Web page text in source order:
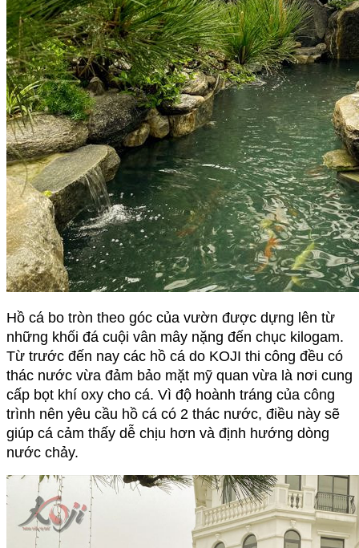
Hồ cá bo tròn theo góc của vườn được dựng lên từ
những khối đá cuội vân mây nặng đến chục kilogam.
Từ trước đến nay các hồ cá do KOJI thi công đều có
thác nước vừa đảm bảo mặt mỹ quan vừa là nơi cung
cấp bọt khí oxy cho cá. Vì độ hoành tráng của công
trình nên yêu cầu hồ cá có 2 thác nước, điều này sẽ
giúp cá cảm thấy dễ chịu hơn và định hướng dòng
nước chảy.